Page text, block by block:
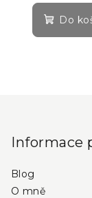
Do
Informace
Blog
O mně